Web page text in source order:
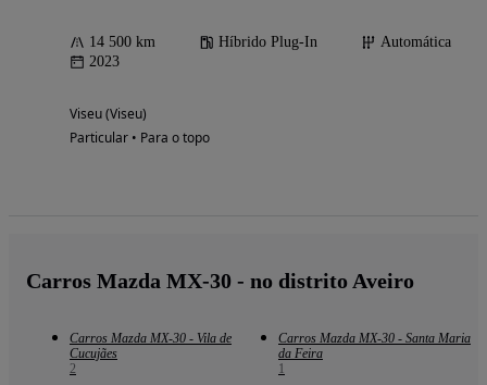
14 500 km Híbrido Plug-In
Automática
2023
Viseu (Viseu)
Particular • Para o topo
Carros Mazda MX-30 - no distrito Aveiro
Carros Mazda MX-30 - Vila de
Cucujães
2
Carros Mazda MX-30 - Santa Maria
da Feira
1